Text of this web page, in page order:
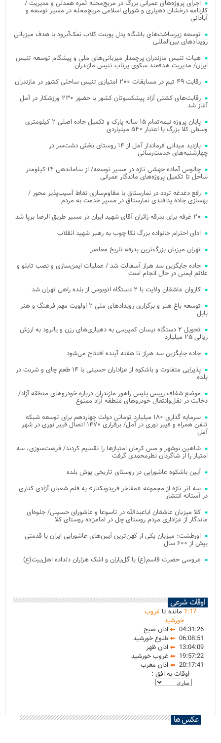
اجرای پروژه‌های عمرانی بزرگ در مریج‌محله ثمره همدلی و مدیریت /
کارنامه درخشان دهیاری و شورای اسلامی مریج‌محله در مسیر توسعه و
آبادانی
توسعه زیرساخت‌های باشگاه پدل پوینت کلاب نمک‌آبرود با هدف میزبانی
رویدادهای بین‌المللی
هیات تنیس مازندران پرچمدار میزبانی‌های ملی و پیشگام توسعه تنیس
ایران/ مدیریت هدفمند سکوی پرتاب تنیس مازندران
رقابت ۴۹ تیم در مسابقات ۲۰۰ امتیازی تنیس ساحلی کشور در مازندران
رقابت‌های کشتی آزاد پیشکسوتان کشور با حضور ۲۳۰ ورزشکار در آمل
آغاز شد
پایان پروژه نیمه‌تمام ۱۵ ساله پارک و تکمیل جاده اصلی ۲ کیلومتری
وسطی کلا بزرگ با اعتبار ۵۴۰ میلیاردی
بازدید میدانی فرماندار آمل از ۱۴ روستای بخش دشت‌سر در
چهارشنبه‌های خدمت‌رسانی
چالوس آماده جهشی تازه در مسیر توسعه/ از ساماندهی ۱۴ کیلومتر
ساحل تا تکمیل پروژه‌های ماندگار عمرانی
رفع دغدغه تردد در نمارستاق با مقاوم‌سازی نقاط آسیب‌پذیر محور /
بهسازی جاده پدافندی نمارستاق در مسیر خدمت به مردم
۲۰ غرفه برای بدرقه زائران آقای شهید ایران در مسیر طریق الرضا برپا شد
ادای احترام خانواده بزرگ نکا چوب به رهبر شهید انقلاب
تهران میزبان بزرگ‌ترین بدرقه تاریخ معاصر
جاده جایگزین سد هراز آسفالت شد / عملیات ایمن‌سازی و نصب تابلو و
علائم ایمنی در حال انجام است
کاروان عاشقان ولایت با ۲ دستگاه اتوبوس از بلده راهی تهران شد
توسعه باغ هنر و برگزاری رویدادهای ملی ۲ اولویت مهم فرهنگ و هنر
بابل
تحویل ۲ دستگاه نیسان کمپرسی به دهیاری‌های رزن و یالرود به ارزش
ریالی ۲۵ میلیارد
جاده جایگزین سد هراز تا هفته آینده افتتاح می‌شود
پذیرایی متفاوت و باشکوه از عزاداران حسینی با ۱۴ طعم چای و شربت در
بلده
موضع شفاف رییس پلیس راهور مازندران درباره خودروهای منطقه آزاد/
دخالت در نقل‌وانتقال خودروهای منطقه آزاد ممنوع
سرمایه گذاری ۱۸۰ میلیارد تومانی دولت چهاردهم برای توسعه شبکه
تلفن همراه و فیبر نوری در آمل/ برقراری ۱۴۷۰ اتصال فیبر نوری در شهر
آمل
شاهین نوشهر و مس کرمان امتیازها را تقسیم کردند/ فرصت‌سوزی، سه
امتیاز را از شاگردان نظرمحمدی گرفت
آیین باشکوه عاشورایی در روستای تاریخی یوش بلده
سه اثر تازه از مجموعه «مفاخر فریدونکنار» به قلم شعبان آزادی کناری
در آستانه انتشار
کلا میزبان عاشقان اباعبدالله در تاسوعا و عاشورای حسینی/ جلوه‌ای
ماندگار از عزاداری مردم روستای چل در امامزاده روستای کلا
اورطشت؛ میزبان یکی از کهن‌ترین آیین‌های عاشورایی ایران با قدمتی
بیش از ۶۰۰ سال
عروسی حضرت قاسم(ع) با گل‌باران و اشک هزاران دلداده اهل‌بیت(ع)
اوقات شرعی
1:17 مانده تاغروب
خورشید
04:31:26
اذان صبح
06:08:51
طلوع خورشید
13:04:09
اذان ظهر
19:57:22
غروب خورشید
20:17:41
اذان مغرب
اوقات به افق :
عکس ها